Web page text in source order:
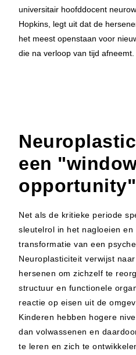
universitair hoofddocent
Hopkins, legt uit dat de
het meest openstaan voor
die na verloop van tijd afneemt.
een
opportunity"
Net als de kritieke periode
sleutelrol in het nagloeien
transformatie van een
Neuroplasticiteit verwijst
hersenen om zichzelf te
structuur en functionele
reactie op eisen uit de
Kinderen hebben hogere
dan volwassenen en
te leren en zich te